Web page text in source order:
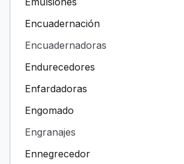
Encuadernación
Encuadernadoras
Endurecedores
Enfardadoras
Engomado
Engranajes
Ennegrecedor